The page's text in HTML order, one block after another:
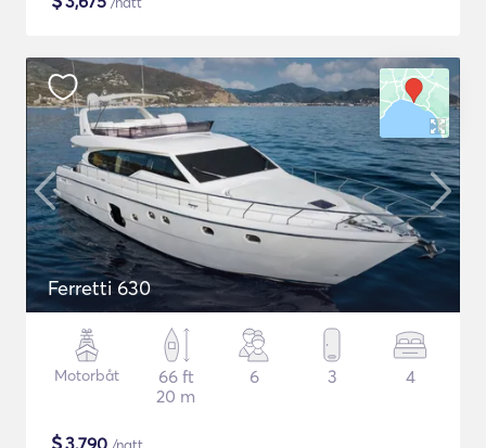
Ferretti 630
Motorbåt
66 ft
20 m
6 3 4
3,790